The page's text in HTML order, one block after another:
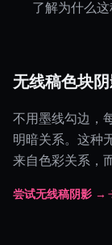
了解为什么
无线稿色块
不用墨线勾边，
明暗关系。这种
来自色彩关系，
尝试无线稿阴影 →